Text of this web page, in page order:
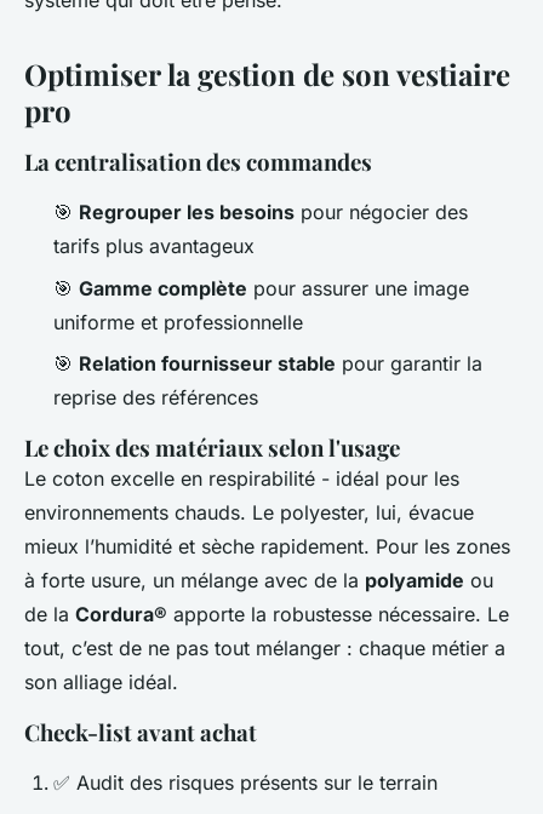
Optimiser la gestion de son vestiaire
pro
La centralisation des commandes
🎯 Regrouper les besoins pour négocier des
tarifs plus avantageux
🎯 Gamme complète pour assurer une image
uniforme et professionnelle
🎯 Relation fournisseur stable pour garantir la
reprise des références
Le choix des matériaux selon l'usage
Le coton excelle en respirabilité - idéal pour les
environnements chauds. Le polyester, lui, évacue
mieux l’humidité et sèche rapidement. Pour les zones
à forte usure, un mélange avec de la polyamide ou
de la Cordura® apporte la robustesse nécessaire. Le
tout, c’est de ne pas tout mélanger : chaque métier a
son alliage idéal.
Check-list avant achat
✅ Audit des risques présents sur le terrain